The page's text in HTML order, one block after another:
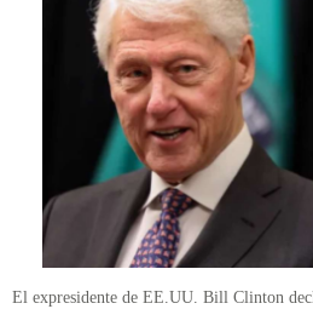
El expresidente de EE.UU. Bill Clinton